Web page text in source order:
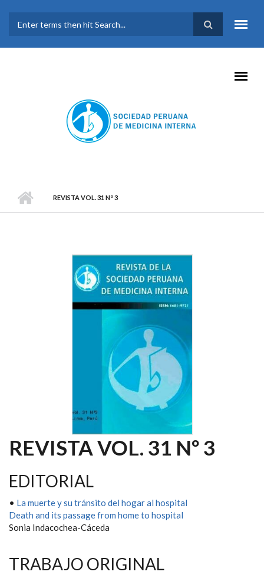
FORMULARIO DE
BÚSQUEDA
REVISTA VOL. 31 Nº 3
REVISTA VOL. 31 Nº 3
EDITORIAL
• La muerte y su tránsito del hogar al hospital
Death and its passage from home to hospital
Sonia Indacochea-Cáceda
TRABAJO ORIGINAL